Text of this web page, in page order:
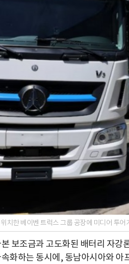
치한 베이벤 트럭스 그룹 공장에 미디어 투
보조금과 고도화된 배터리 자강
화하는 동시에, 동남아시아와